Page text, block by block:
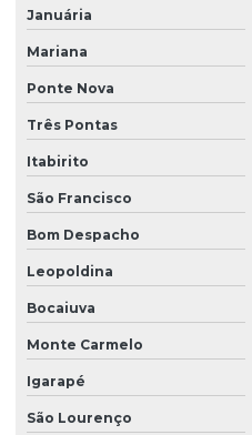
Januária
Mariana
Ponte Nova
Três Pontas
Itabirito
São Francisco
Bom Despacho
Leopoldina
Bocaiuva
Monte Carmelo
Igarapé
São Lourenço